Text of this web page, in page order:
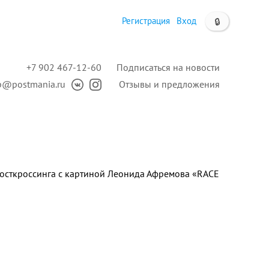
🔒
Регистрация Вход
Подписаться на новости
Отзывы и предложения
+7 902 467-12-60
с картиной Леонида Афремова «RACE